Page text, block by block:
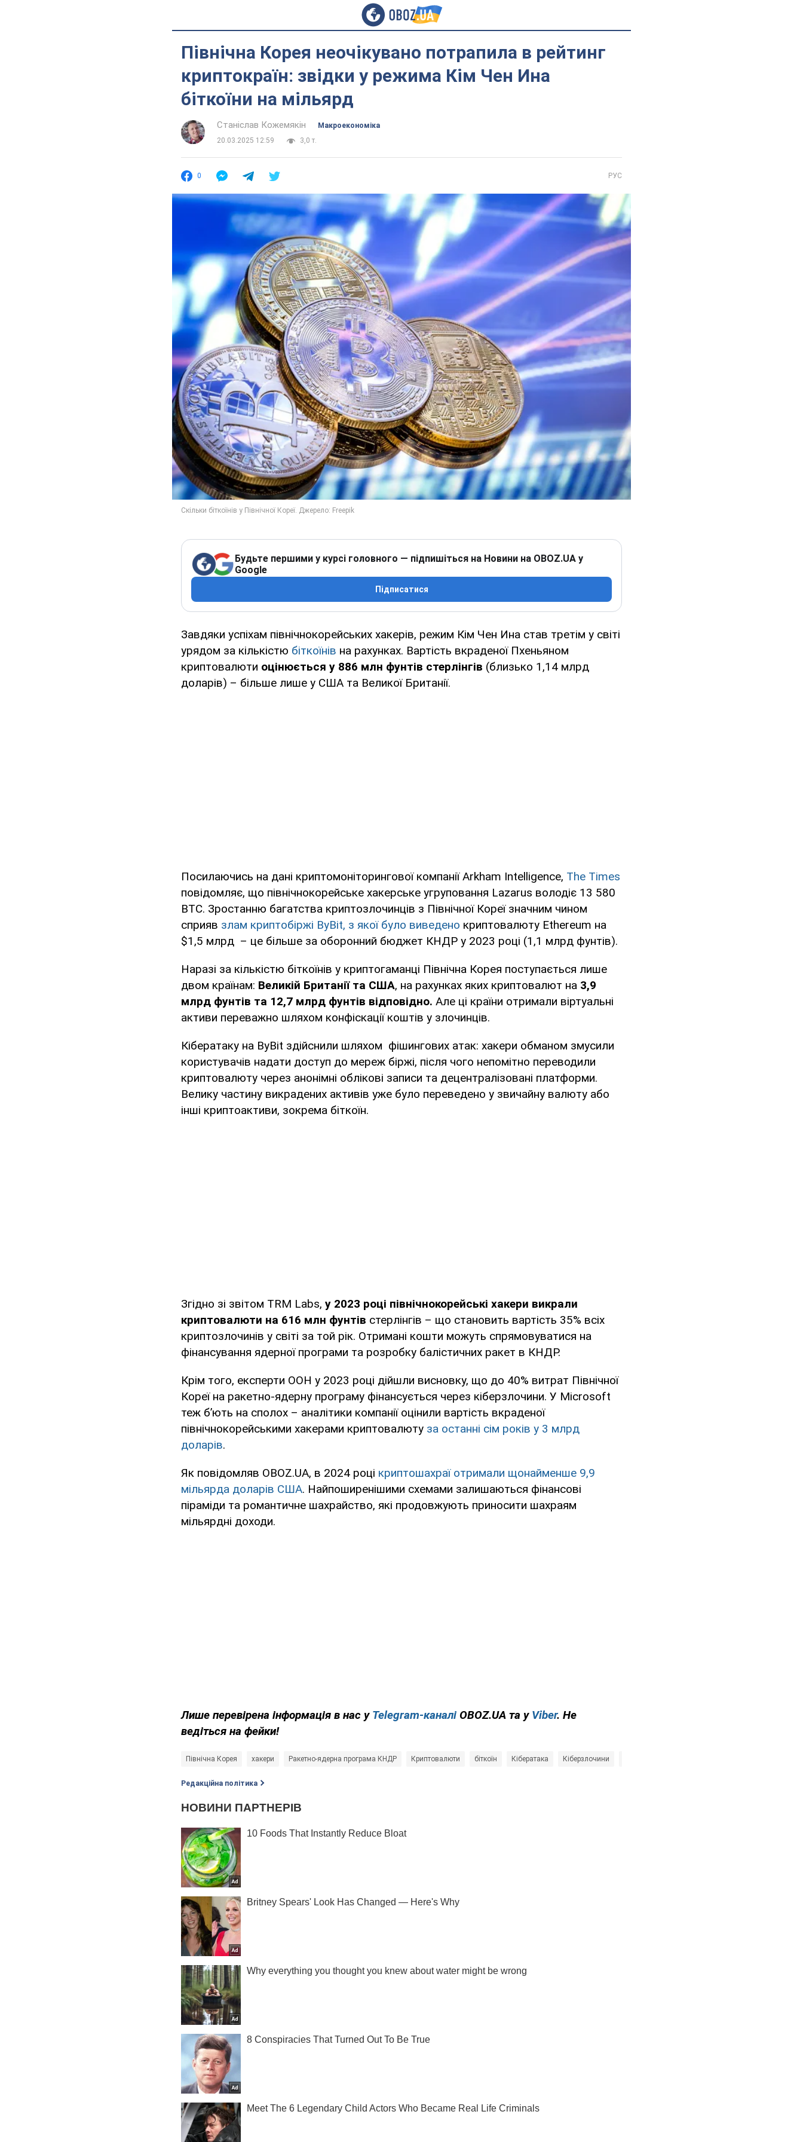
Північна Корея неочікувано потрапила в рейтинг
криптокраїн: звідки у режима Кім Чен Ина
біткоїни на мільярд
Станіслав Кожемякін
Mакроекономіка
20.03.2025 12:59
3,0 т.
0 РУС
Будьте першими у курсі головного — підпишіться на Новини на OBOZ.UA у
Google
Підписатися
Завдяки успіхам північнокорейських хакерів, режим Кім Чен Ина став третім у світі
урядом за кількістю біткоїнів на рахунках. Вартість вкраденої Пхеньяном
криптовалюти оцінюється у 886 млн фунтів стерлінгів (близько 1,14 млрд
доларів) – більше лише у США та Великої Британії.
Посилаючись на дані криптомоніторингової компанії Arkham Intelligence, The Times
повідомляє, що північнокорейське хакерське угруповання Lazarus володіє 13 580
BTC. Зростанню багатства криптозлочинців з Північної Кореї значним чином
сприяв злам криптобіржі ByBit, з якої було виведено криптовалюту Ethereum на
$1,5 млрд – це більше за оборонний бюджет КНДР у 2023 році (1,1 млрд фунтів).
Наразі за кількістю біткоїнів у криптогаманці Північна Корея поступається лише
двом країнам: Великій Британії та США, на рахунках яких криптовалют на 3,9
млрд фунтів та 12,7 млрд фунтів відповідно. Але ці країни отримали віртуальні
активи переважно шляхом конфіскації коштів у злочинців.
Кібератаку на ByBit здійснили шляхом фішингових атак: хакери обманом змусили
користувачів надати доступ до мереж біржі, після чого непомітно переводили
криптовалюту через анонімні облікові записи та децентралізовані платформи.
Велику частину викрадених активів уже було переведено у звичайну валюту або
інші криптоактиви, зокрема біткоїн.
Згідно зі звітом TRM Labs, у 2023 році північнокорейські хакери викрали
криптовалюти на 616 млн фунтів стерлінгів – що становить вартість 35% всіх
криптозлочинів у світі за той рік. Отримані кошти можуть спрямовуватися на
фінансування ядерної програми та розробку балістичних ракет в КНДР.
Крім того, експерти ООН у 2023 році дійшли висновку, що до 40% витрат Північної
Кореї на ракетно-ядерну програму фінансується через кіберзлочини. У Microsoft
теж бʼють на сполох – аналітики компанії оцінили вартість вкраденої
північнокорейськими хакерами криптовалюту за останні сім років у 3 млрд
доларів.
Як повідомляв OBOZ.UA, в 2024 році криптошахраї отримали щонайменше 9,9
мільярда доларів США. Найпоширенішими схемами залишаються фінансові
піраміди та романтичне шахрайство, які продовжують приносити шахраям
мільярдні доходи.
Лише перевірена інформація в нас у Telegram-каналі OBOZ.UA та у Viber. Не
ведіться на фейки!
Північна Корея хакери Ракетно-ядерна програма КНДР Криптовалюти біткоїн Кібератака Кіберзлочини
Редакційна політика